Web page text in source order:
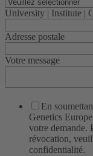
University | Institute |
Adresse postale
Votre message
En
Genetics
votre demande.
révocation,
confidentialité.